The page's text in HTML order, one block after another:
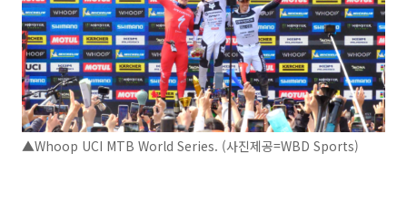
▲Whoop UCI MTB World Series. (사진제공=WBD Sports)